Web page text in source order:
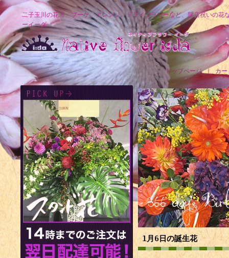
二子玉川の花屋、ブーケ、アレンジ、ドライフラワーなど、開店祝いの花
ーイーダ
トップページ｜ カ
1月6日の誕生花